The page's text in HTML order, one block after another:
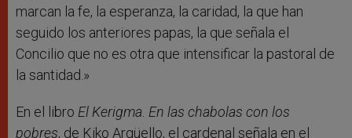
marcan la fe, la esperanza, la caridad, la que han
seguido los anteriores papas, la que señala el
Concilio que no es otra que intensificar la pastoral de
la santidad.»
En el libro El Kerigma. En las chabolas con los
pobres, de Kiko Argüello, el cardenal señala en el